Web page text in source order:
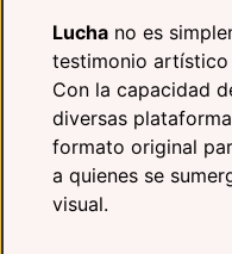
Lucha no es
testimonio artístico
Con la capacidad
diversas
formato original
a quienes se
visual.